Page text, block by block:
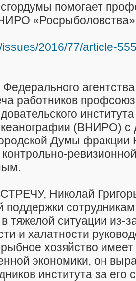
помогает
«Росрыболовства»
2016/77/article-
работников
(ВНИРО) с
Думы
Николай
поддержки
тяжелой ситуации из-
и халатности
хозяйство
экономики, он
института за его